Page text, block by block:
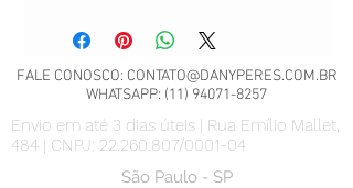
FALE CONOSCO: CONTATO@DANYPERES.COM.BR
WHATSAPP: (11) 94071-8257
Envio em até 3 dias úteis | Rua Emílio Mallet,
484 | CNPJ: 22.260.807/0001-04
São Paulo - SP